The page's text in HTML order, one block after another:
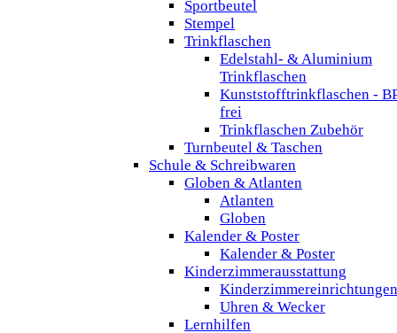
Sportbeutel
Stempel
Trinkflaschen
Edelstahl- & Aluminium
Trinkflaschen
Kunststofftrinkflaschen -
frei
Trinkflaschen Zubehör
Turnbeutel & Taschen
Schule & Schreibwaren
Globen & Atlanten
Atlanten
Globen
Kalender & Poster
Kalender & Poster
Kinderzimmerausstattung
Kinderzimmereinrichtungen
Uhren & Wecker
Lernhilfen